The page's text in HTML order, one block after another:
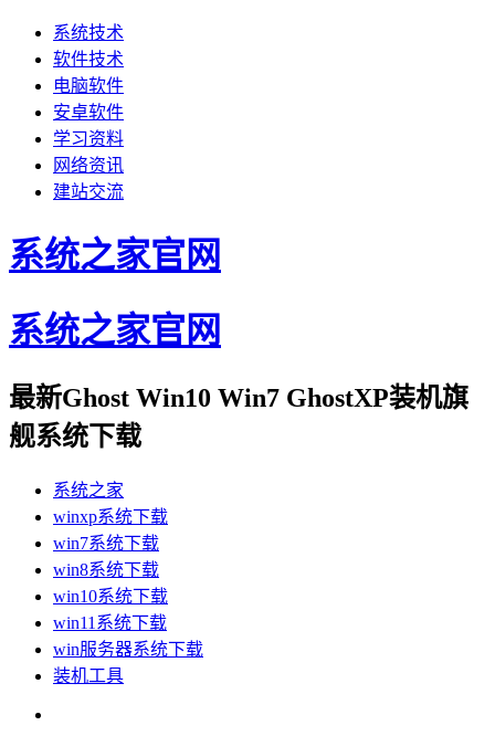
系统技术
软件技术
电脑软件
安卓软件
学习资料
网络资讯
建站交流
系统之家官网
系统之家官网
最新Ghost Win10 Win7 GhostXP装机旗
舰系统下载
系统之家
winxp系统下载
win7系统下载
win8系统下载
win10系统下载
win11系统下载
win服务器系统下载
装机工具